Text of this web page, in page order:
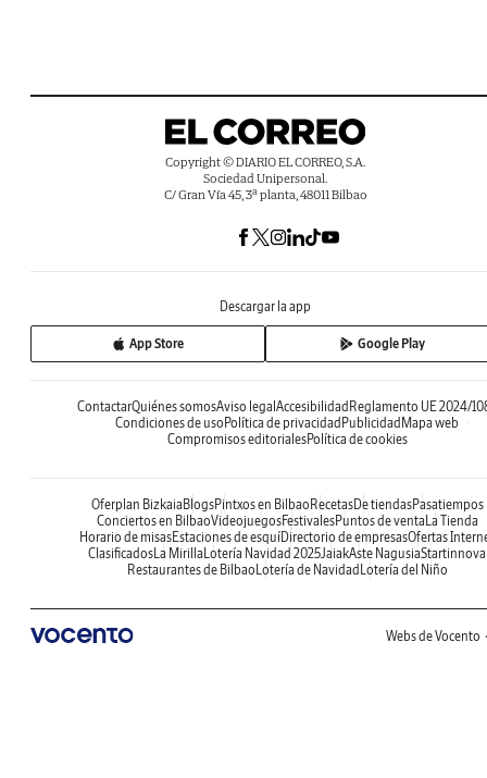
Copyright © DIARIO EL CORREO, S.A.
Sociedad Unipersonal.
C/ Gran Vía 45, 3ª planta, 48011 Bilbao
Descargar la app
App Store Google Play
ContactarQuiénes somosAviso legal Accesibilidad Reglamento UE 2024/
Condiciones de uso Política de privacidad Publicidad Mapa web
Compromisos editorialesPolítica de cookies
Oferplan Bizkaia BlogsPintxos en Bilbao RecetasDe tiendasPasatiempos
Conciertos en BilbaoVideojuegosFestivalesPuntos de venta La Tienda
Horario de misasEstaciones de esquíDirectorio de empresasOfertas
Clasificados La Mirilla Lotería Navidad 2025JaiakAste NagusiaStartinnova
Restaurantes de Bilbao Lotería de Navidad Lotería del Niño
Webs de Vocento